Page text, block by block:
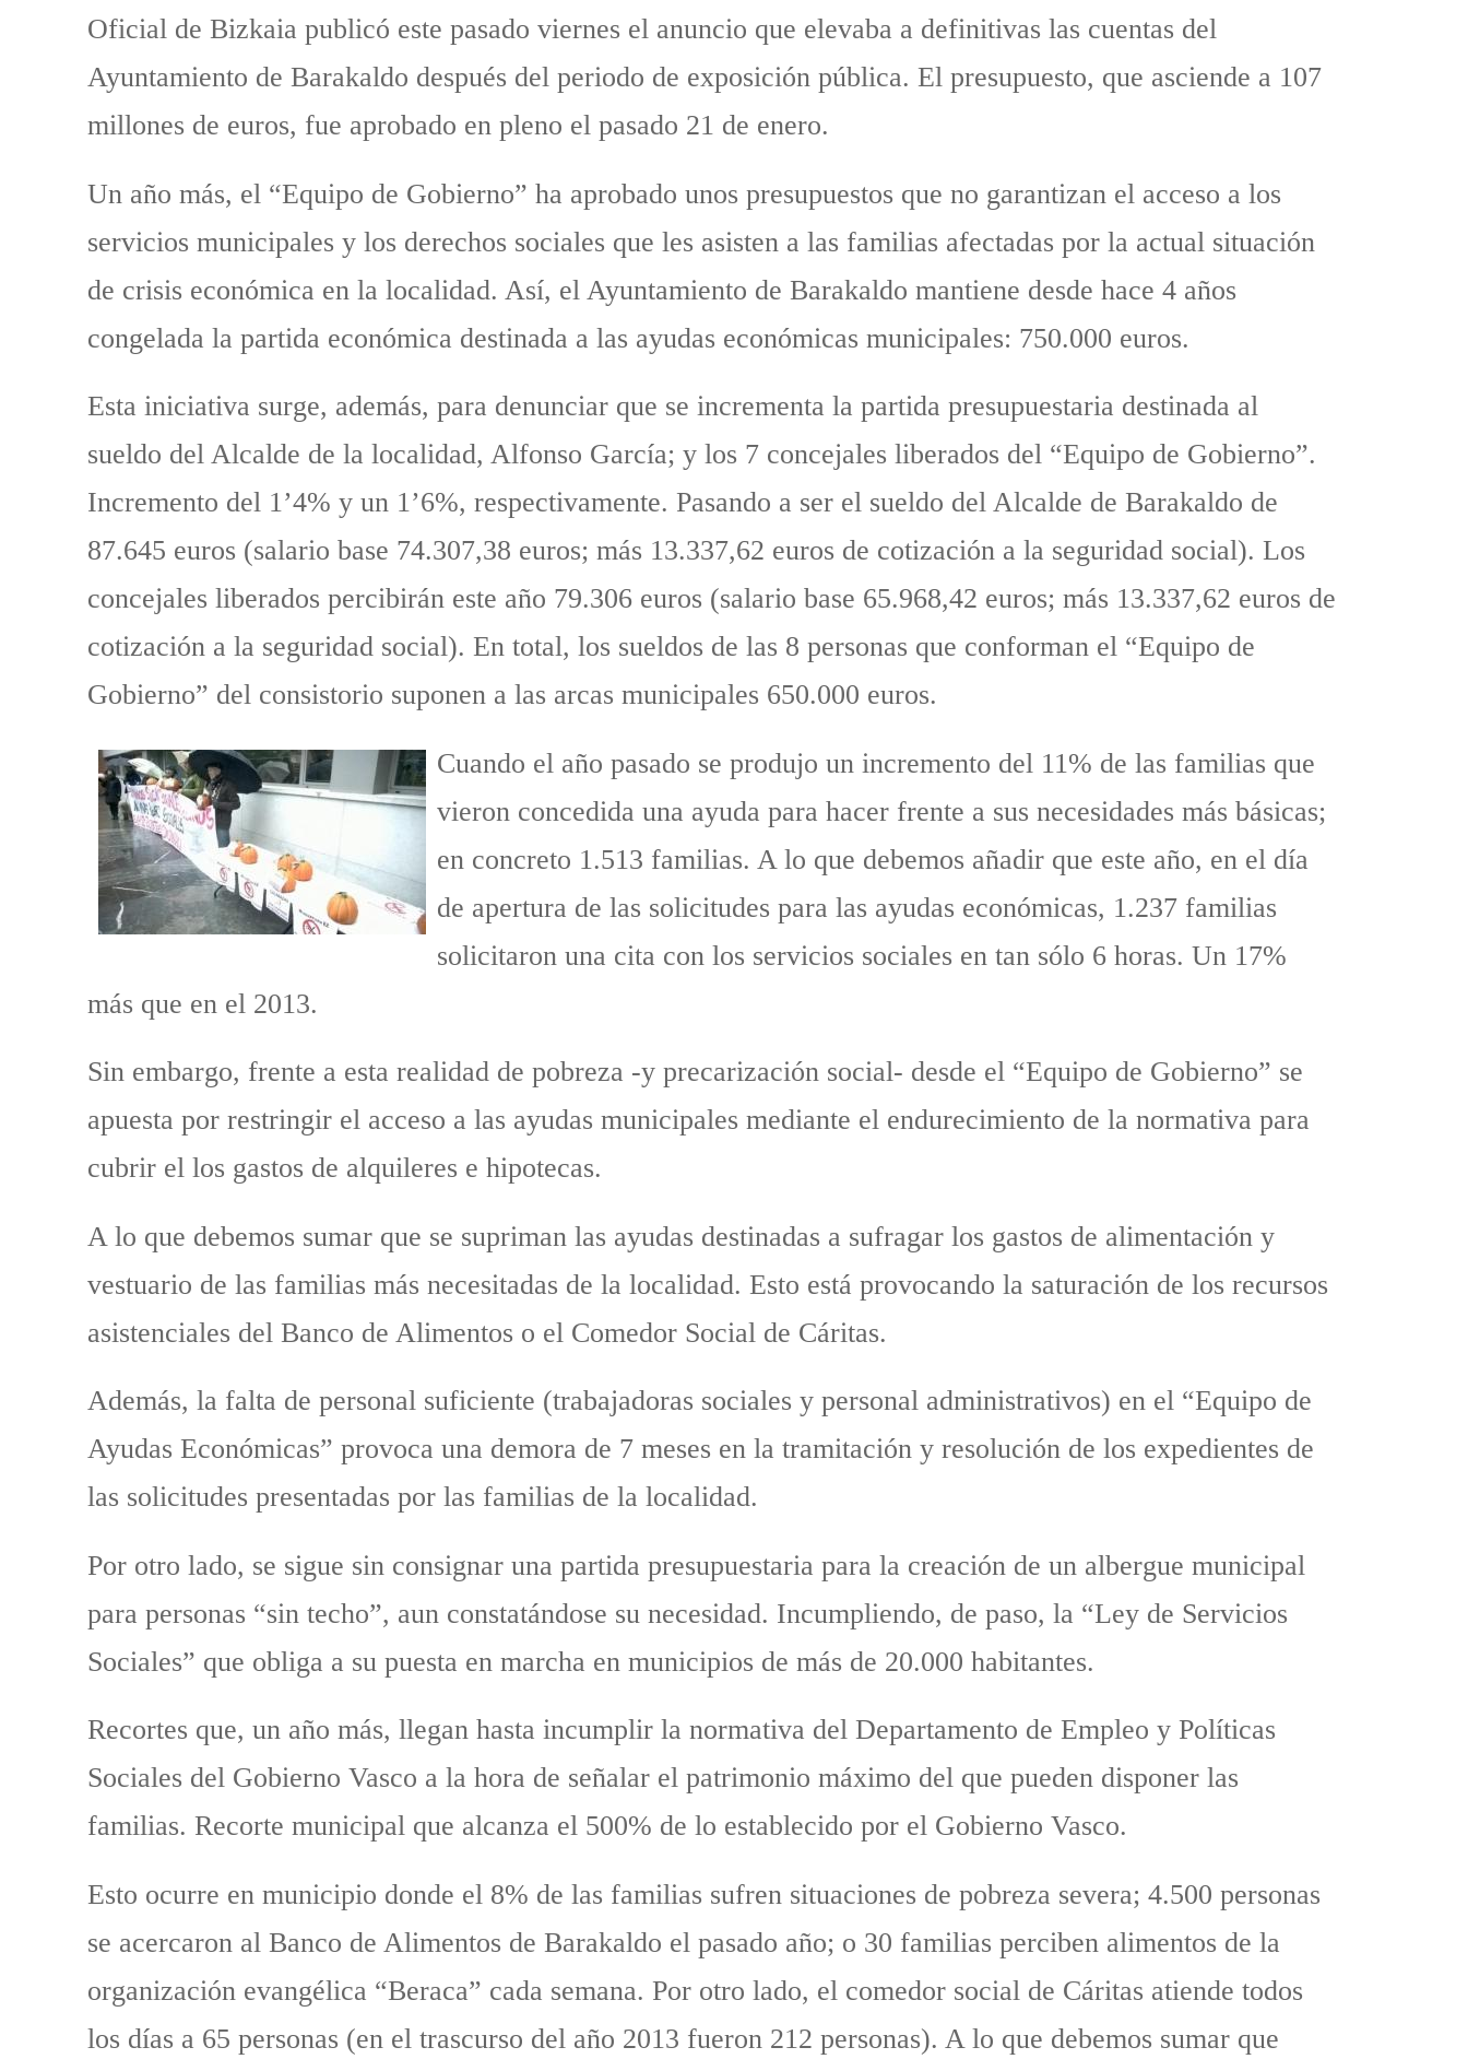
Oficial de Bizkaia publicó este pasado viernes el anuncio que elevaba a definitivas las cuentas del
Ayuntamiento de Barakaldo después del periodo de exposición pública. El presupuesto, que asciende a 107
millones de euros, fue aprobado en pleno el pasado 21 de enero.
Un año más, el “Equipo de Gobierno” ha aprobado unos presupuestos que no garantizan el acceso a los
servicios municipales y los derechos sociales que les asisten a las familias afectadas por la actual situación
de crisis económica en la localidad. Así, el Ayuntamiento de Barakaldo mantiene desde hace 4 años
congelada la partida económica destinada a las ayudas económicas municipales: 750.000 euros.
Esta iniciativa surge, además, para denunciar que se incrementa la partida presupuestaria destinada al
sueldo del Alcalde de la localidad, Alfonso García; y los 7 concejales liberados del “Equipo de Gobierno”.
Incremento del 1’4% y un 1’6%, respectivamente. Pasando a ser el sueldo del Alcalde de Barakaldo de
87.645 euros (salario base 74.307,38 euros; más 13.337,62 euros de cotización a la seguridad social). Los
concejales liberados percibirán este año 79.306 euros (salario base 65.968,42 euros; más 13.337,62 euros de
cotización a la seguridad social). En total, los sueldos de las 8 personas que conforman el “Equipo de
Gobierno” del consistorio suponen a las arcas municipales 650.000 euros.
Cuando el año pasado se produjo un incremento del 11% de las familias que
vieron concedida una ayuda para hacer frente a sus necesidades más básicas;
en concreto 1.513 familias. A lo que debemos añadir que este año, en el día
de apertura de las solicitudes para las ayudas económicas, 1.237 familias
solicitaron una cita con los servicios sociales en tan sólo 6 horas. Un 17%
más que en el 2013.
Sin embargo, frente a esta realidad de pobreza -y precarización social- desde el “Equipo de Gobierno” se
apuesta por restringir el acceso a las ayudas municipales mediante el endurecimiento de la normativa para
cubrir el los gastos de alquileres e hipotecas.
A lo que debemos sumar que se supriman las ayudas destinadas a sufragar los gastos de alimentación y
vestuario de las familias más necesitadas de la localidad. Esto está provocando la saturación de los recursos
asistenciales del Banco de Alimentos o el Comedor Social de Cáritas.
Además, la falta de personal suficiente (trabajadoras sociales y personal administrativos) en el “Equipo de
Ayudas Económicas” provoca una demora de 7 meses en la tramitación y resolución de los expedientes de
las solicitudes presentadas por las familias de la localidad.
Por otro lado, se sigue sin consignar una partida presupuestaria para la creación de un albergue municipal
para personas “sin techo”, aun constatándose su necesidad. Incumpliendo, de paso, la “Ley de Servicios
Sociales” que obliga a su puesta en marcha en municipios de más de 20.000 habitantes.
Recortes que, un año más, llegan hasta incumplir la normativa del Departamento de Empleo y Políticas
Sociales del Gobierno Vasco a la hora de señalar el patrimonio máximo del que pueden disponer las
familias. Recorte municipal que alcanza el 500% de lo establecido por el Gobierno Vasco.
Esto ocurre en municipio donde el 8% de las familias sufren situaciones de pobreza severa; 4.500 personas
se acercaron al Banco de Alimentos de Barakaldo el pasado año; o 30 familias perciben alimentos de la
organización evangélica “Beraca” cada semana. Por otro lado, el comedor social de Cáritas atiende todos
los días a 65 personas (en el trascurso del año 2013 fueron 212 personas). A lo que debemos sumar que